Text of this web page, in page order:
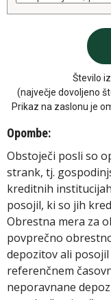
Število
(največje dovoljeno
Prikaz na zaslonu je
Opombe:
Obstoječi posli so
strank, tj.
kreditnih
posojil, ki so jih
Obrestna mera za
povprečno
depozitov ali
referenčnem
neporavnane